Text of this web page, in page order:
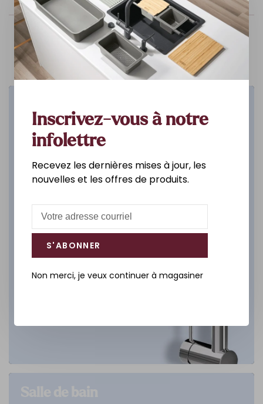
DÉCOUVREZ
Inscrivez-vous à notre
infolettre
Recevez les dernières mises à jour, les
nouvelles et les offres de produits.
S'ABONNER
Non merci, je veux continuer à magasiner